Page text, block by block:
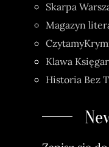
Skarpa
Magazyn
Klawa
Historia Bez